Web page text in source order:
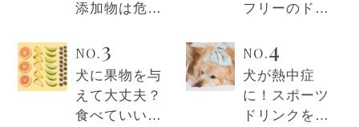
添加物は危
愛犬への影響
や避けるべき
成分を解説！
フリーのドッ
いとは？それ
ぞれの特徴を
徹底解説！
NO.3
犬に果物を与
えて大丈夫？
食べていいフ
NO.4
犬が熱中症
に！スポーツ
ドリンクを与